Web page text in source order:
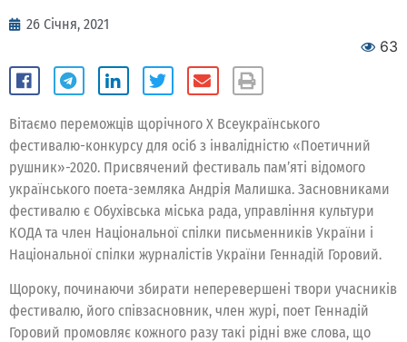
26 Січня, 2021
63
Вітаємо переможців щорічного Х Всеукраїнського
фестивалю-конкурсу для осіб з інвалідністю «Поетичний
рушник»-2020. Присвячений фестиваль пам’яті відомого
українського поета-земляка Андрія Малишка. Засновниками
фестивалю є Обухівська міська рада, управління культури
КОДА та член Національної спілки письменників України і
Національної спілки журналістів України Геннадій Горовий.
Щороку, починаючи збирати неперевершені твори учасників
фестивалю, його співзасновник, член журі, поет Геннадій
Горовий промовляє кожного разу такі рідні вже слова, що